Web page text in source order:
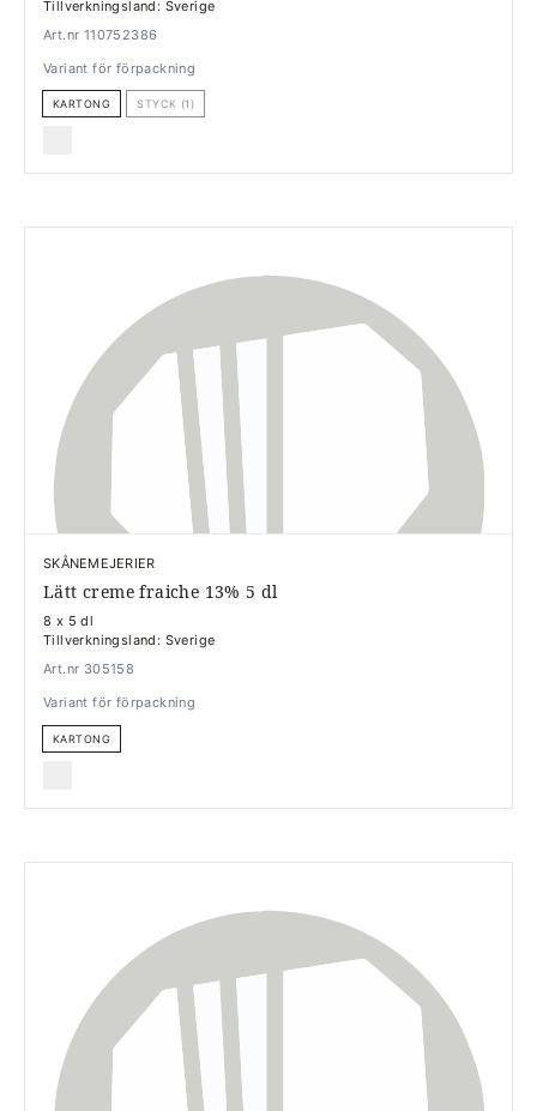
Tillverkningsland: Sverige
Art.nr 110752386
Variant för förpackning
KARTONG STYCK (1)
SKÅNEMEJERIER
Lätt creme fraiche 13% 5 dl
8 x 5 dl
Tillverkningsland: Sverige
Art.nr 305158
Variant för förpackning
KARTONG